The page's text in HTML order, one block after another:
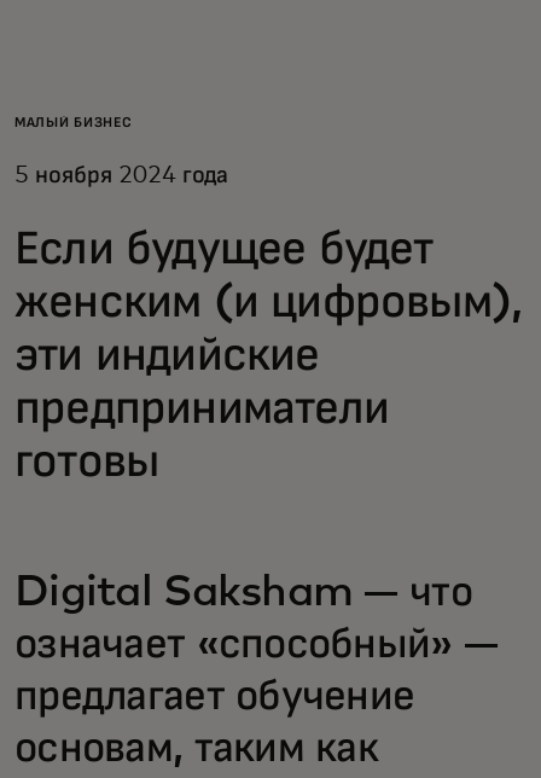
Для бизнеса
Для новаторов
Новости и тренды
МАЛЫЙ БИЗНЕС
5 ноября 2024 года
Если будущее будет
женским (и цифровым),
эти индийские
предприниматели
готовы
Digital Saksham — что
означает «способный» —
предлагает обучение
основам, таким как